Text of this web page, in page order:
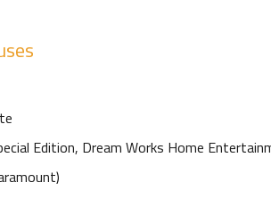
Edition, Dream Works Home